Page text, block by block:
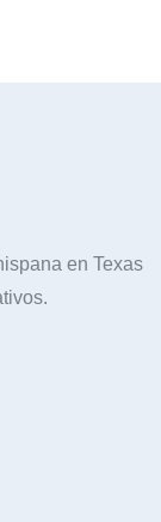
en Texas